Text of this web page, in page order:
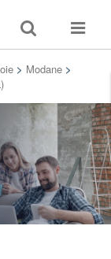
Toggle
search
Toggle
> Modane >